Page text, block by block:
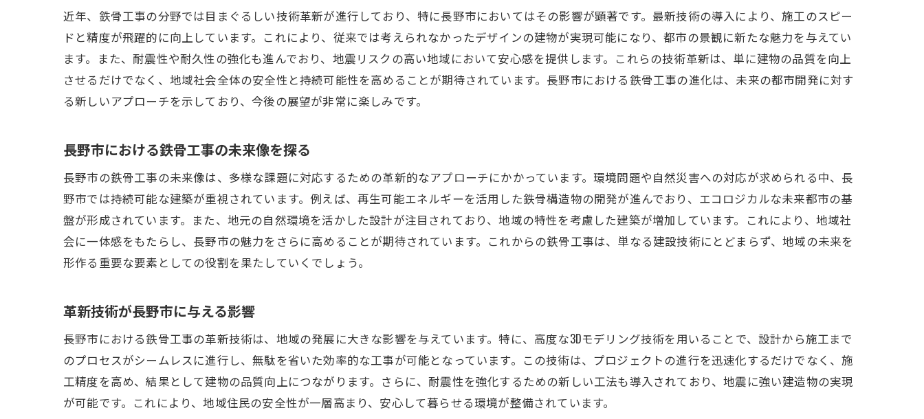
地域特性に適した施工法の最前線
長野市の特性を反映した技術革新の事例
地域に根ざした鉄骨工事技術の未来
長野市で培われた鉄骨工事の新たな地平線
長野市の技術が拓く未来への道筋
鉄骨工事の革新がもたらす新たな風景
市の発展を支える鉄骨工事の役割
現代における鉄骨工事の新たな展開
地震に強い鉄骨工事技術が長野市にもたらす変革
長野市での地震に備える鉄骨工事の最前線
耐震技術が地域社会に与える安心感
鉄骨工事による地震リスクの軽減
革新がもたらす地震に強い都市づくり
近年、鉄骨工事の分野では目まぐるしい技術革新が進行しており、特に長野市においてはその影響が顕著です。最新技術の導入により、施工のスピー
ドと精度が飛躍的に向上しています。これにより、従来では考えられなかったデザインの建物が実現可能になり、都市の景観に新たな魅力を与えてい
ます。また、耐震性や耐久性の強化も進んでおり、地震リスクの高い地域において安心感を提供します。これらの技術革新は、単に建物の品質を向上
させるだけでなく、地域社会全体の安全性と持続可能性を高めることが期待されています。長野市における鉄骨工事の進化は、未来の都市開発に対す
る新しいアプローチを示しており、今後の展望が非常に楽しみです。
長野市における鉄骨工事の未来像を探る
長野市の鉄骨工事の未来像は、多様な課題に対応するための革新的なアプローチにかかっています。環境問題や自然災害への対応が求められる中、長
野市では持続可能な建築が重視されています。例えば、再生可能エネルギーを活用した鉄骨構造物の開発が進んでおり、エコロジカルな未来都市の基
盤が形成されています。また、地元の自然環境を活かした設計が注目されており、地域の特性を考慮した建築が増加しています。これにより、地域社
会に一体感をもたらし、長野市の魅力をさらに高めることが期待されています。これからの鉄骨工事は、単なる建設技術にとどまらず、地域の未来を
形作る重要な要素としての役割を果たしていくでしょう。
革新技術が長野市に与える影響
長野市における鉄骨工事の革新技術は、地域の発展に大きな影響を与えています。特に、高度な3Dモデリング技術を用いることで、設計から施工まで
のプロセスがシームレスに進行し、無駄を省いた効率的な工事が可能となっています。この技術は、プロジェクトの進行を迅速化するだけでなく、施
工精度を高め、結果として建物の品質向上につながります。さらに、耐震性を強化するための新しい工法も導入されており、地震に強い建造物の実現
が可能です。これにより、地域住民の安全性が一層高まり、安心して暮らせる環境が整備されています。